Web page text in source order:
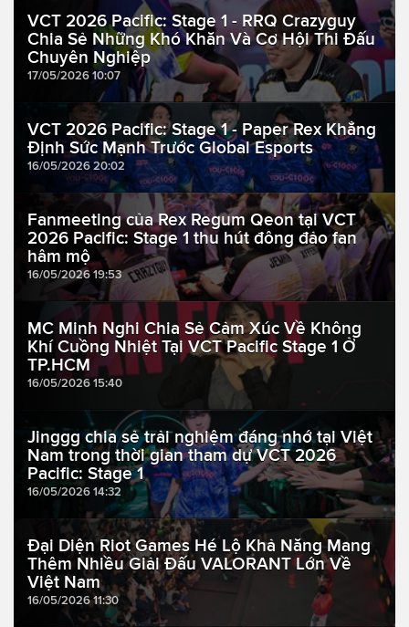
VCT 2026 Pacific: Stage 1 - RRQ Crazyguy
Chia Sẻ Những Khó Khăn Và Cơ Hội Thi Đấu
Chuyên Nghiệp
17/05/2026 10:07
VCT 2026 Pacific: Stage 1 - Paper Rex Khẳng
Định Sức Mạnh Trước Global Esports
16/05/2026 20:02
Fanmeeting của Rex Regum Qeon tại VCT
2026 Pacific: Stage 1 thu hút đông đảo fan
hâm mộ
16/05/2026 19:53
MC Minh Nghi Chia Sẻ Cảm Xúc Về Không
Khí Cuồng Nhiệt Tại VCT Pacific Stage 1 Ở
TP.HCM
16/05/2026 15:40
Jinggg chia sẻ trải nghiệm đáng nhớ tại Việt
Nam trong thời gian tham dự VCT 2026
Pacific: Stage 1
16/05/2026 14:32
Đại Diện Riot Games Hé Lộ Khả Năng Mang
Thêm Nhiều Giải Đấu VALORANT Lớn Về
Việt Nam
16/05/2026 11:30